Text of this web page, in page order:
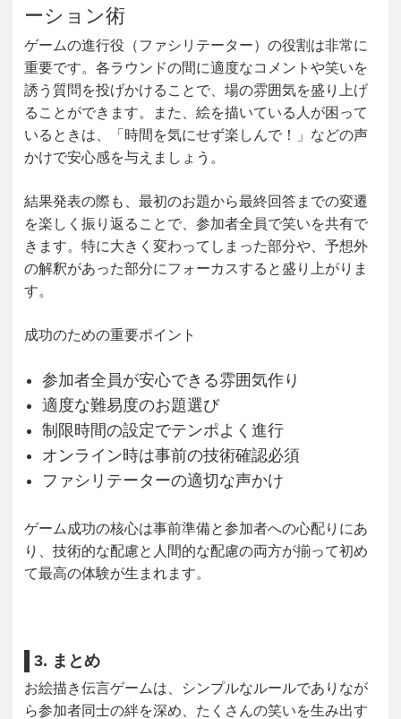
ーション術
ゲームの進行役（ファシリテーター）の役割は非常に
重要です。各ラウンドの間に適度なコメントや笑いを
誘う質問を投げかけることで、場の雰囲気を盛り上げ
ることができます。また、絵を描いている人が困って
いるときは、「時間を気にせず楽しんで！」などの声
かけで安心感を与えましょう。
結果発表の際も、最初のお題から最終回答までの変遷
を楽しく振り返ることで、参加者全員で笑いを共有で
きます。特に大きく変わってしまった部分や、予想外
の解釈があった部分にフォーカスすると盛り上がりま
す。
成功のための重要ポイント
参加者全員が安心できる雰囲気作り
適度な難易度のお題選び
制限時間の設定でテンポよく進行
オンライン時は事前の技術確認必須
ファシリテーターの適切な声かけ
ゲーム成功の核心は事前準備と参加者への心配りにあ
り、技術的な配慮と人間的な配慮の両方が揃って初め
て最高の体験が生まれます。
3. まとめ
お絵描き伝言ゲームは、シンプルなルールでありなが
ら参加者同士の絆を深め、たくさんの笑いを生み出す